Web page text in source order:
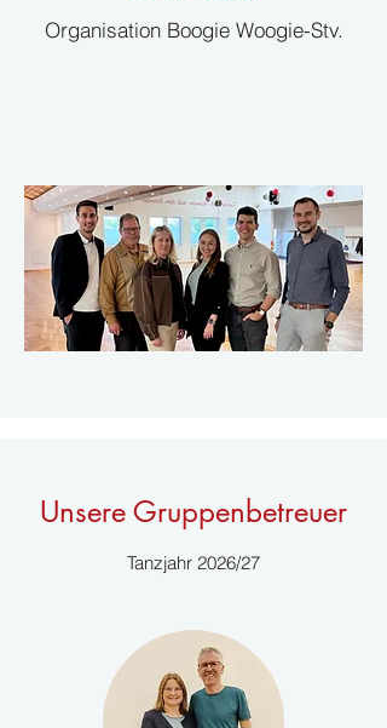
Organisation Boogie Woogie-Stv.
Unsere Gruppenbetreuer
Tanzjahr 2026/27